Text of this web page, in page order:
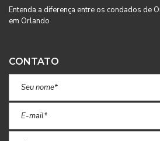
Entenda a diferença entre os condados de
em Orlando
CONTATO